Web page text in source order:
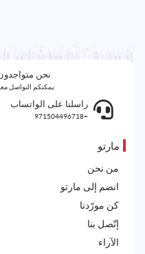
نحن
يمكنكم التواصل
راسلنا على الواتساب
+971504496718
مارتو
من نحن
انضم إلى مارتو
كن مورّدنا
إتّصل بنا
الآراء